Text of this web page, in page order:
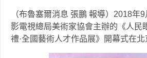
（布魯塞爾消息 張鵬 報導）2018
影電視總局美術家協會主辦的《人民
禮·全國藝術人才作品展》開幕式在